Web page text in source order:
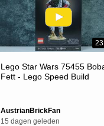
Lego Star Wars 75455
Fett - Lego Speed Build
AustrianBrickFan
15 dagen geleden